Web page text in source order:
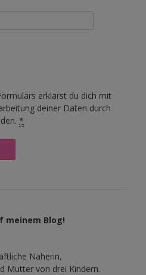
erklärst du dich mit
deiner Daten durch
*
meinem Blog!
Näherin,
Mutter von drei Kindern.